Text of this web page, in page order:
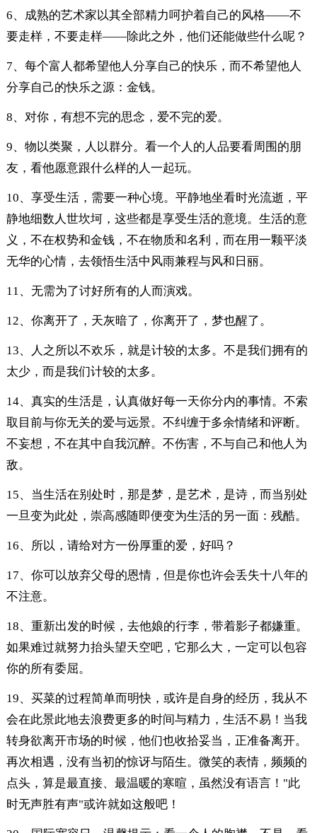
6、成熟的艺术家以其全部精力呵护着自己的风格——不
要走样，不要走样——除此之外，他们还能做些什么呢？
7、每个富人都希望他人分享自己的快乐，而不希望他人
分享自己的快乐之源：金钱。
8、对你，有想不完的思念，爱不完的爱。
9、物以类聚，人以群分。看一个人的人品要看周围的朋
友，看他愿意跟什么样的人一起玩。
10、享受生活，需要一种心境。平静地坐看时光流逝，平
静地细数人世坎坷，这些都是享受生活的意境。生活的意
义，不在权势和金钱，不在物质和名利，而在用一颗平淡
无华的心情，去领悟生活中风雨兼程与风和日丽。
11、无需为了讨好所有的人而演戏。
12、你离开了，天灰暗了，你离开了，梦也醒了。
13、人之所以不欢乐，就是计较的太多。不是我们拥有的
太少，而是我们计较的太多。
14、真实的生活是，认真做好每一天你分内的事情。不索
取目前与你无关的爱与远景。不纠缠于多余情绪和评断。
不妄想，不在其中自我沉醉。不伤害，不与自己和他人为
敌。
15、当生活在别处时，那是梦，是艺术，是诗，而当别处
一旦变为此处，崇高感随即便变为生活的另一面：残酷。
16、所以，请给对方一份厚重的爱，好吗？
17、你可以放弃父母的恩情，但是你也许会丢失十八年的
不注意。
18、重新出发的时候，去他娘的行李，带着影子都嫌重。
如果难过就努力抬头望天空吧，它那么大，一定可以包容
你的所有委屈。
19、买菜的过程简单而明快，或许是自身的经历，我从不
会在此景此地去浪费更多的时间与精力，生活不易！当我
转身欲离开市场的时候，他们也收拾妥当，正准备离开。
再次相遇，没有当初的惊讶与陌生。微笑的表情，频频的
点头，算是最直接、最温暖的寒暄，虽然没有语言！"此
时无声胜有声"或许就如这般吧！